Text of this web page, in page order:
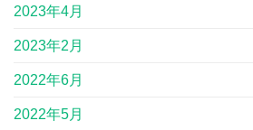
2023年4月
2023年2月
2022年6月
2022年5月